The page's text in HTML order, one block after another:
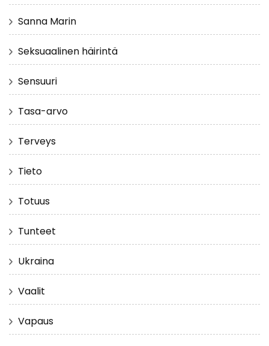
Sanna Marin
Seksuaalinen häirintä
Sensuuri
Tasa-arvo
Terveys
Tieto
Totuus
Tunteet
Ukraina
Vaalit
Vapaus